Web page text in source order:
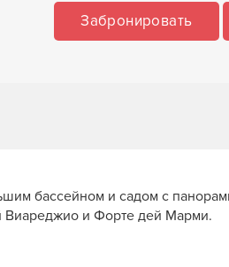
Забронировать
бассейном и садом с
Виареджио и Форте дей Марми.